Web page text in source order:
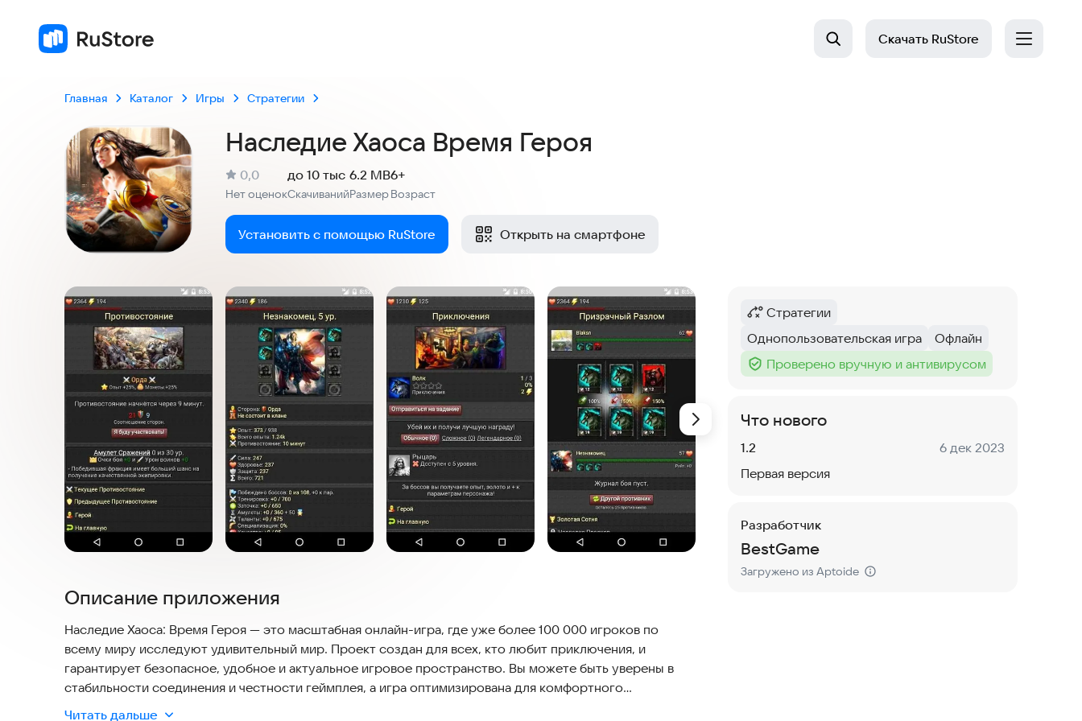
Скачать RuStore
Главная Каталог Игры Стратегии
Наследие Хаоса Время Героя
Рейтинг:
0,0
Нет оценокСкачиваний
до 10 тыс
Размер
6.2 MB
Возраст
6+
Установить с помощью RuStore Открыть на смартфоне
Скриншоты
Описание приложения
Наследие Хаоса: Время Героя — это масштабная онлайн-игра, где уже более 100 000 игроков по
всему миру исследуют удивительный мир. Проект создан для всех, кто любит приключения, и
гарантирует безопасное, удобное и актуальное игровое пространство. Вы можете быть уверены в
стабильности соединения и честности геймплея, а игра оптимизирована для комфортного
прохождения на современных устройствах. Открывайте новые горизонты и погружайтесь в
Читать дальше
Категория:
Стратегии
Тег:
Однопользовательская игра
Тег:
Офлайн
Тег :
Проверено вручную и антивирусом
Что нового
Версия:
1.2 Дата:
6 дек 2023
Первая версия
Разработчик
BestGame
Загружено из Aptoide